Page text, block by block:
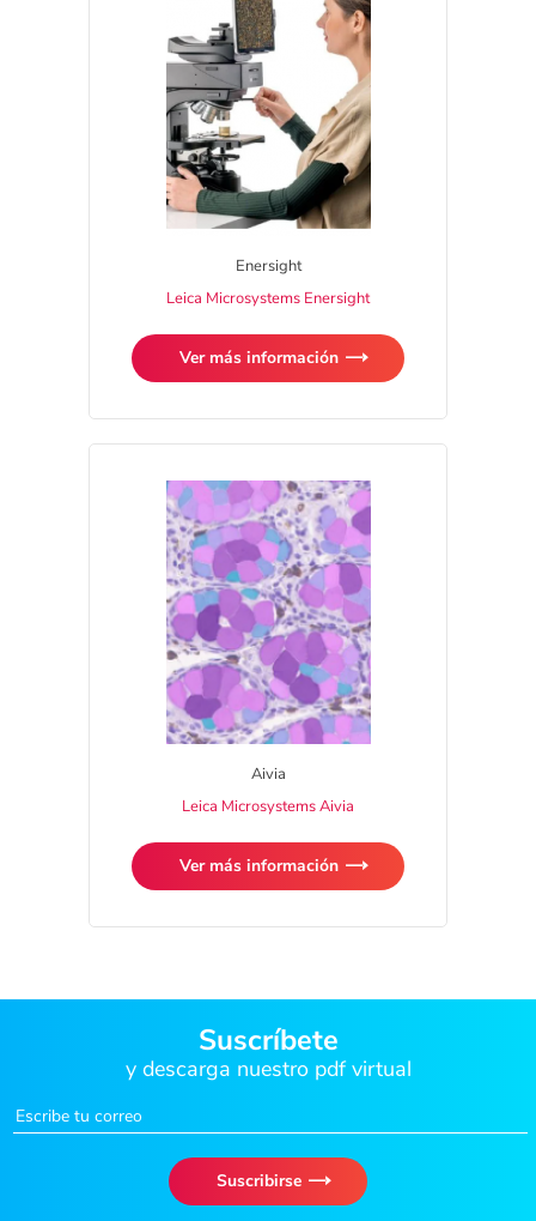
Enersight
Leica Microsystems Enersight
Ver más información
Aivia
Leica Microsystems Aivia
Ver más información
Suscríbete
y descarga nuestro pdf virtual
Suscribirse